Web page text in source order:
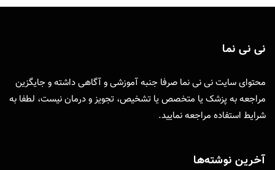
نی نی نما
محتوای سایت نی نی نما صرفا جنبه آموزشی و آگاهی داشته و جایگزین
مراجعه به پزشک یا متخصص یا تشخیص، تجویز و درمان نیست، لطفا به
شرایط استفاده مراجعه نمایید.
آخرین نوشته‌ها